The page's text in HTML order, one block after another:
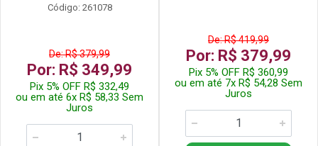
Código: 261078
De: R$ 379,99
Por: R$ 349,99
Pix 5% OFF R$ 332,49
ou em até 6x R$ 58,33 Sem
Juros
De: R$ 419,99
Por: R$ 379,99
Pix 5% OFF R$ 360,99
ou em até 7x R$ 54,28 Sem
Juros